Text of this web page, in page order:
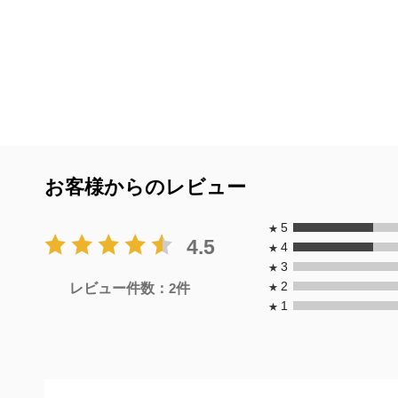
お客様からのレビュー
4.5
レビュー件数： 2件
★ 5
★ 4
★ 3
★ 2
★ 1